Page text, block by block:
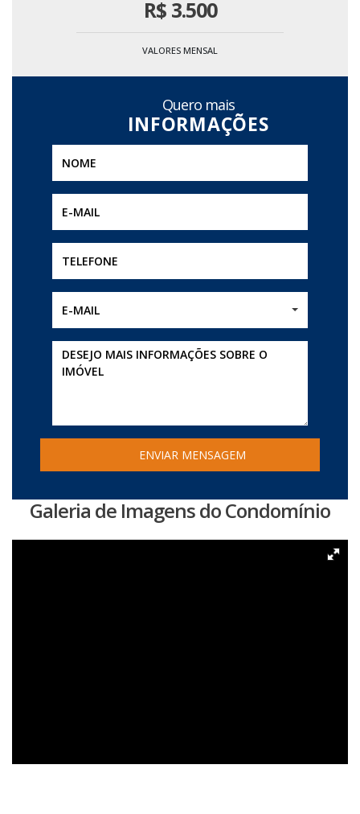
R$3.500
VALORES MENSAL
Quero mais
E-MAIL
Galeria de Imagens do Condomínio